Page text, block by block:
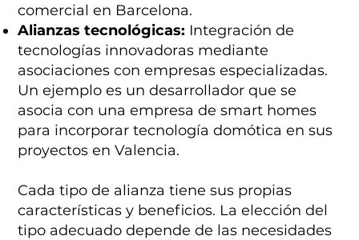
comercial en Barcelona.
Alianzas tecnológicas: Integración de
tecnologías innovadoras mediante
asociaciones con empresas especializadas.
Un ejemplo es un desarrollador que se
asocia con una empresa de smart homes
para incorporar tecnología domótica en sus
proyectos en Valencia.
Cada tipo de alianza tiene sus propias
características y beneficios. La elección del
tipo adecuado depende de las necesidades